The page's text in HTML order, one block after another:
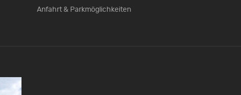
Anfahrt & Parkmöglichkeiten